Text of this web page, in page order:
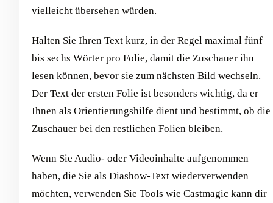
vielleicht übersehen würden.
Halten Sie Ihren Text kurz, in der Regel maximal fünf
bis sechs Wörter pro Folie, damit die Zuschauer ihn
lesen können, bevor sie zum nächsten Bild wechseln.
Der Text der ersten Folie ist besonders wichtig, da er
Ihnen als Orientierungshilfe dient und bestimmt, ob die
Zuschauer bei den restlichen Folien bleiben.
Wenn Sie Audio- oder Videoinhalte aufgenommen
haben, die Sie als Diashow-Text wiederverwenden
möchten, verwenden Sie Tools wie Castmagic kann dir